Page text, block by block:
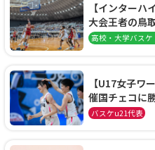
【インター
大会王者の鳥
阜女子に完勝
高校・大学バスケ
【U17女子ワ
催国チェコに
通過！準々決
バスケu21代表